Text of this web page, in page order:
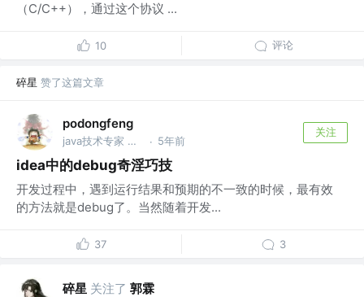
（C/C++），通过这个协议 ...
10 评论
碎星 赞了这篇文章
podongfeng
java技术专家 @久婵物联 · 5年前
关注
idea中的debug奇淫巧技
开发过程中，遇到运行结果和预期的不一致的时候，最有效
的方法就是debug了。当然随着开发...
37 3
碎星 关注了 郭霖